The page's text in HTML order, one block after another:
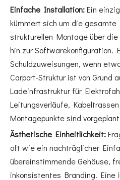
Einfache Installation:Ein
kümmert sich um die gesamte
strukturellen Montage über die
hin zur Softwarekonfiguration.
Schuldzuweisungen, wenn
Carport-Struktur ist von Grund
Ladeinfrastruktur für
Leitungsverläufe,
Montagepunkte sind
Ästhetische Einheitlichkeit:
oft wie ein nachträglicher
übereinstimmende Gehäuse,
inkonsistentes Branding. Eine